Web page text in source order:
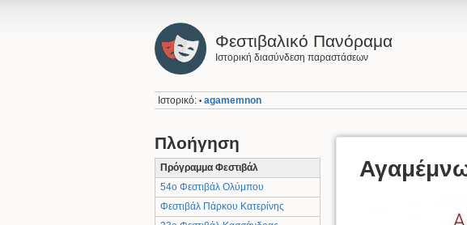
Φεστιβαλικό Πανόραμα
Ιστορική διασύνδεση παραστάσεων
Ιστορικό: • agamemnon
Πλοήγηση
Πρόγραμμα Φεστιβάλ
54ο Φεστιβάλ Ολύμπου
Φεστιβάλ Πάρκου Κατερίνης